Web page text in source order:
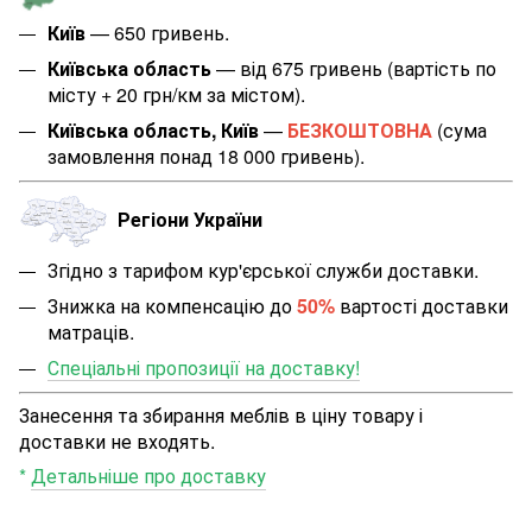
Київ— 650 гривень.
Київська область— від 675 гривень (вартість по
місту + 20 грн/км за містом).
Київська область, Київ— БЕЗКОШТОВНА (сума
замовлення понад 18 000 гривень).
Регіони України
Згідно з тарифом кур'єрської служби доставки.
Знижка на компенсацію до50% вартості доставки
матраців.
Спеціальні пропозиції на доставку!
Занесення та збирання меблів в ціну товару і
доставки не входять.
*Детальніше про доставку